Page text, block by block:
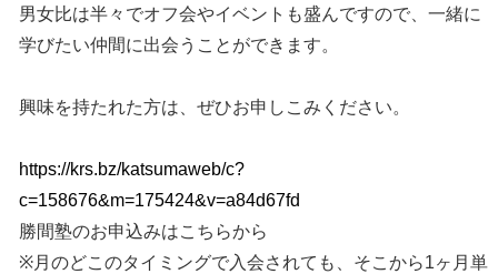
男女比は半々でオフ会やイベントも盛んですので、一緒に
学びたい仲間に出会うことができます。
興味を持たれた方は、ぜひお申しこみください。
https://krs.bz/katsumaweb/c?
c=158676&m=175424&v=a84d67fd
勝間塾のお申込みはこちらから
※月のどこのタイミングで入会されても、そこから1ヶ月単